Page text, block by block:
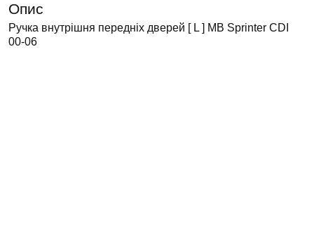
Опис
Ручка внутрішня передніх дверей [ L ] MB Sprinter CDI
00-06